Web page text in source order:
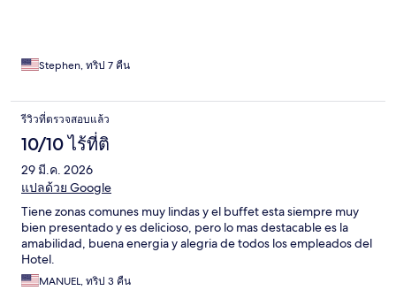
Stephen, ทริป 7 คืน
รีวิวที่ตรวจสอบแล้ว
10/10 ไร้ที่ติ
29 มี.ค. 2026
แปลด้วย Google
Tiene zonas comunes muy lindas y el buffet esta siempre muy
bien presentado y es delicioso, pero lo mas destacable es la
amabilidad, buena energia y alegria de todos los empleados del
Hotel.
MANUEL, ทริป 3 คืน